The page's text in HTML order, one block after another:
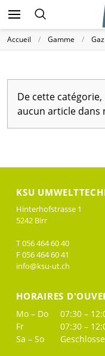
Accueil Gamme
De cette
aucun article
KSU
Hinterhofstrasse 1
5242 Birr
T 056 464 60 40
F 056 464 60 41
info@ksu-ut.ch
HORAIRES
Mo – Do 07:30 –
Fr
07:30 –
Sa – So